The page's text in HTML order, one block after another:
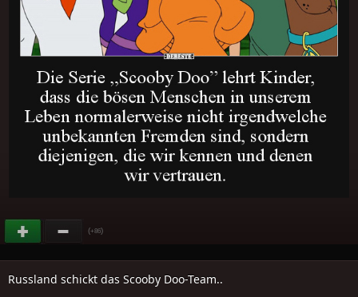
(+86)
Russland schickt das Scooby Doo-Team..